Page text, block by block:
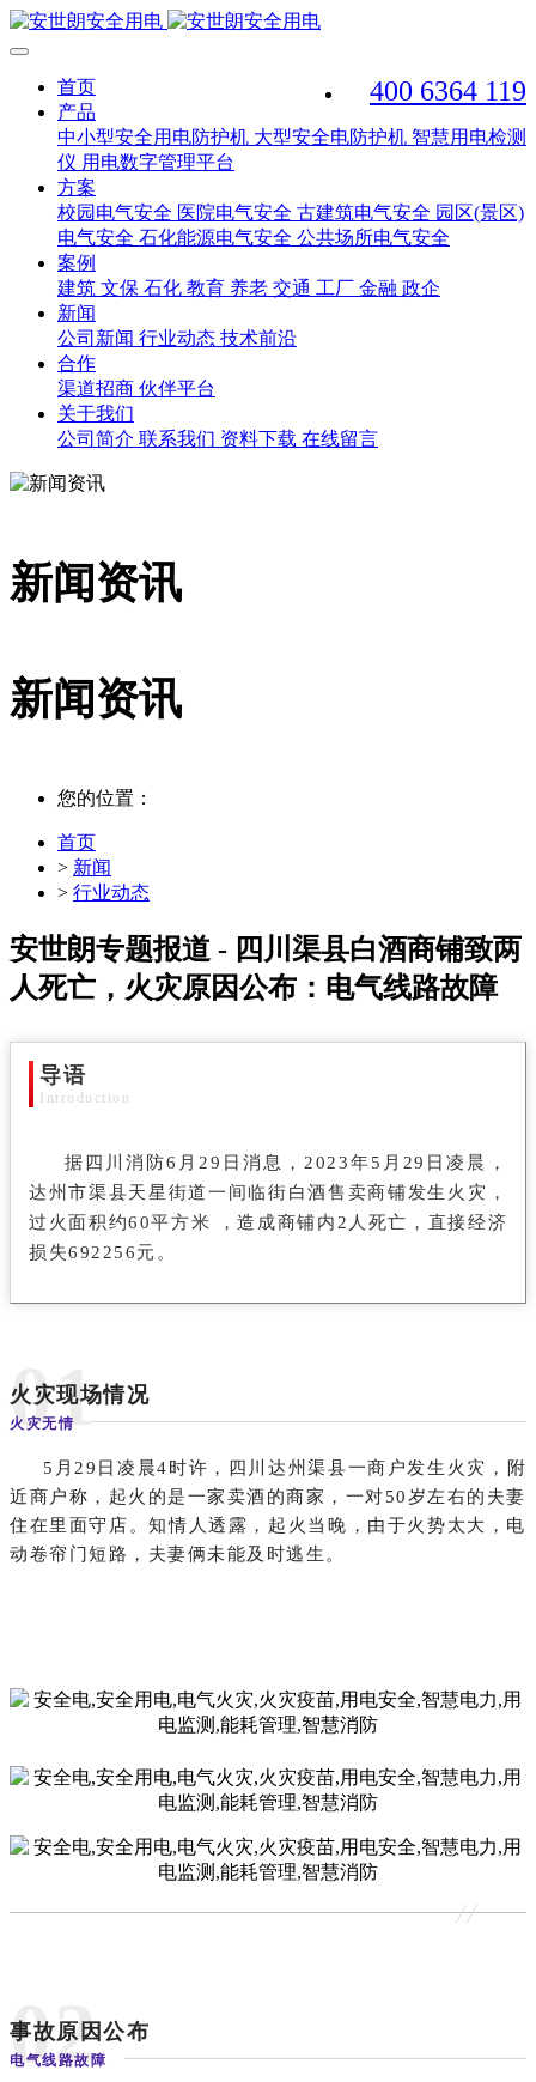
400 6364 119
首页
产品
中小型安全用电防护机 大型安全电防护机 智慧用电检测
仪 用电数字管理平台
方案
校园电气安全 医院电气安全 古建筑电气安全 园区(景区)
电气安全 石化能源电气安全 公共场所电气安全
案例
建筑 文保 石化 教育 养老 交通 工厂 金融 政企
新闻
公司新闻 行业动态 技术前沿
合作
渠道招商 伙伴平台
关于我们
公司简介 联系我们 资料下载 在线留言
新闻资讯
新闻资讯
您的位置：
首页
> 新闻
> 行业动态
安世朗专题报道 - 四川渠县白酒商铺致两
人死亡，火灾原因公布：电气线路故障
导语
Introduction
据四川消防6月29日消息，2023年5月29日凌晨，
达州市渠县天星街道一间临街白酒售卖商铺发生火灾，
过火面积约60平方米 ，造成商铺内2人死亡，直接经济
损失692256元。
01
火灾现场情况
火灾无情
5月29日凌晨4时许，四川达州渠县一商户发生火灾，附
近商户称，起火的是一家卖酒的商家，一对50岁左右的夫妻
住在里面守店。知情人透露，起火当晚，由于火势太大，电
动卷帘门短路，夫妻俩未能及时逃生。
02
事故原因公布
电气线路故障